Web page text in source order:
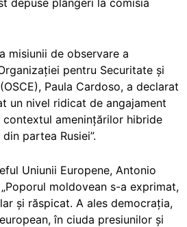
misiunii de observare a
pentru Securitate și
Paula Cardoso, a declarat
un nivel ridicat de angajament
amenințărilor hibride
partea Rusiei”.
Uniunii Europene, Antonio
„Poporul moldovean s-a exprimat,
și răspicat. A ales democrația,
în ciuda presiunilor și